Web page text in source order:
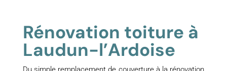
Rénovation toiture à
Laudun-l’Ardoise